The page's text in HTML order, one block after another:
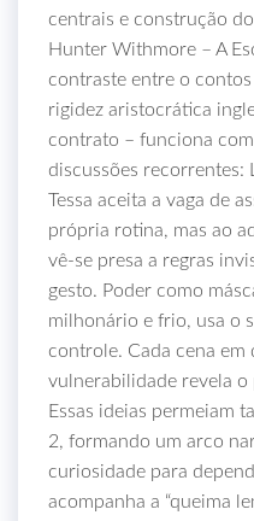
centrais e construção
Hunter Withmore – A
contraste entre o
rigidez aristocrática
contrato – funciona
discussões recorrentes:
Tessa aceita a vaga de
própria rotina, mas ao
vê‑se presa a regras
gesto. Poder como
milhonário e frio, usa o
controle. Cada cena em
vulnerabilidade revela o
Essas ideias permeiam
2, formando um arco
curiosidade para
acompanha a “queima